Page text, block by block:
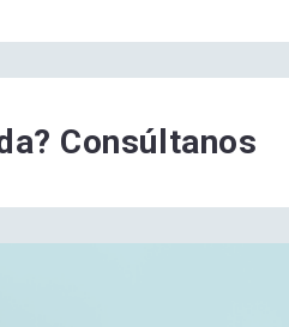
Consúltanos